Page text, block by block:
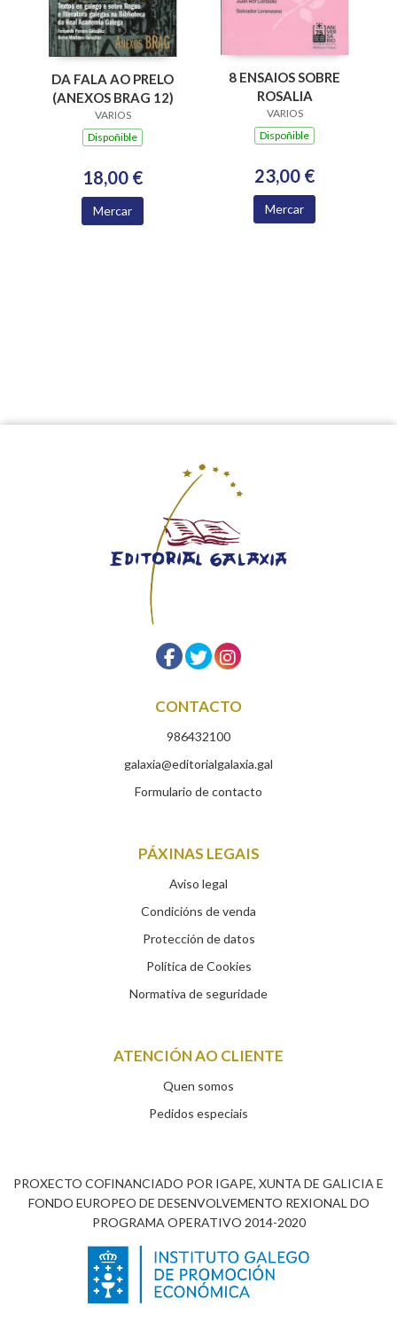
DA FALA AO PRELO
(ANEXOS BRAG 12)
VARIOS
Dispoñible
18,00 €
Mercar
8 ENSAIOS SOBRE
ROSALIA
VARIOS
Dispoñible
23,00 €
Mercar
CONTACTO
986432100
galaxia@editorialgalaxia.gal
Formulario de contacto
PÁXINAS LEGAIS
Aviso legal
Condicións de venda
Protección de datos
Política de Cookies
Normativa de seguridade
ATENCIÓN AO CLIENTE
Quen somos
Pedidos especiais
PROXECTO COFINANCIADO POR IGAPE, XUNTA DE GALICIA E
FONDO EUROPEO DE DESENVOLVEMENTO REXIONAL DO
PROGRAMA OPERATIVO 2014-2020